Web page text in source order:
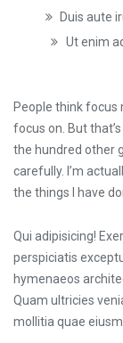
Duis aute
Ut enim
People think focus
focus on. But
the hundred other
carefully. I’m
the things I have
Qui adipisicing!
perspiciatis
hymenaeos
Quam ultricies
mollitia quae